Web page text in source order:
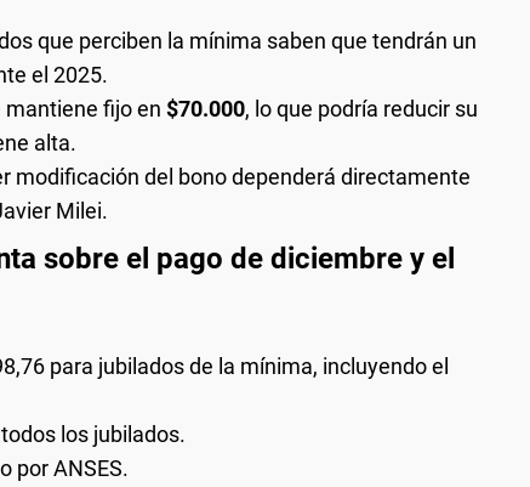
que perciben la mínima saben que tendrán un
el 2025.
mantiene fijo en $70.000, lo que podría reducir su
alta.
modificación del bono dependerá directamente
Milei.
sobre el pago de diciembre y el
para jubilados de la mínima, incluyendo el
los jubilados.
por ANSES.